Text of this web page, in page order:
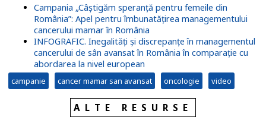
Campania „Câștigăm speranță pentru femeile din
România”: Apel pentru îmbunatățirea managementului
cancerului mamar în România
INFOGRAFIC. Inegalități și discrepanțe în managementul
cancerului de sân avansat în România în comparație cu
abordarea la nivel european
campanie cancer mamar san avansat oncologie video
ALTE RESURSE